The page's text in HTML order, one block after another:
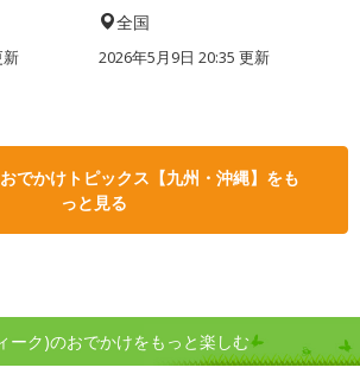
新
全国
2026年5月9日 20:35 更新
でかけトピックス【九州・沖縄】をも
っと見る
ーク)のおでかけをもっと楽しむ